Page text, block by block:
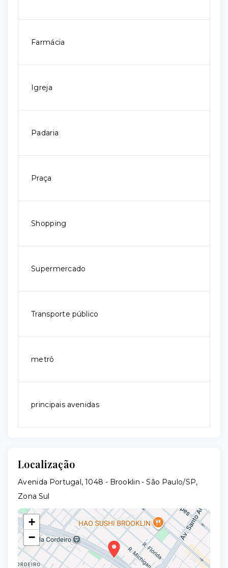
Farmácia
Igreja
Padaria
Praça
Shopping
Supermercado
Transporte público
metrô
principais avenidas
Localização
Avenida Portugal, 1048 - Brooklin - São Paulo/SP,
Zona Sul
+
−